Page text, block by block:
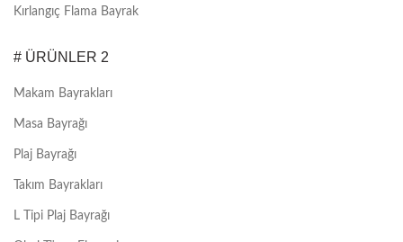
Kırlangıç Flama Bayrak
# ÜRÜNLER 2
Makam Bayrakları
Masa Bayrağı
Plaj Bayrağı
Takım Bayrakları
L Tipi Plaj Bayrağı